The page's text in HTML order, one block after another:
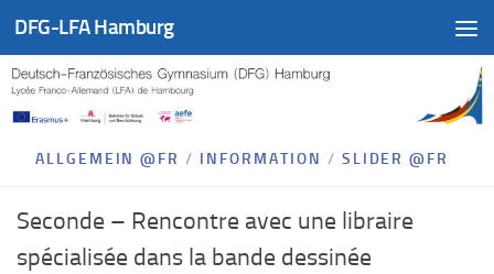
Skip to content
DFG-LFA Hamburg
ALLGEMEIN @FR / INFORMATION / SLIDER @FR
Seconde – Rencontre avec une libraire
spécialisée dans la bande dessinée